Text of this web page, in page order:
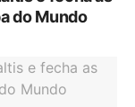
do Mundo